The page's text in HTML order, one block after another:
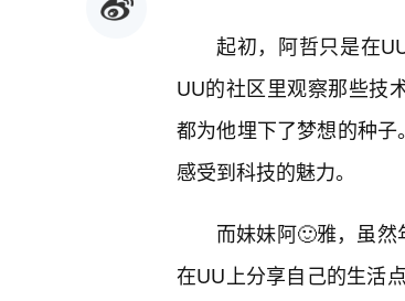
起初，阿哲只是在
UU的社区里观察那些技
都为他埋下了梦想的种
感受到科技的魅力。
而妹妹阿🙂雅，虽
在UU上分享自己的生活